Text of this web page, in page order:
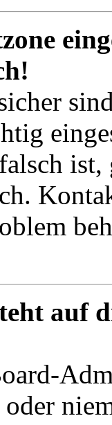
ist,
auf